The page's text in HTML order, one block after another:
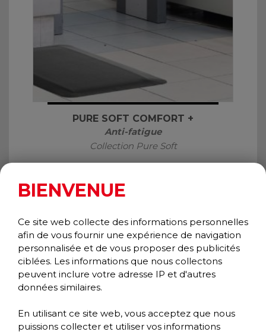
PURE SOFT COMFORT +
Anti-fatigue
Collection Pure Soft
Une très bonne solution
BIENVENUE
Ce site web collecte des informations personnelles
afin de vous fournir une expérience de navigation
personnalisée et de vous proposer des publicités
ciblées. Les informations que nous collectons
peuvent inclure votre adresse IP et d'autres
données similaires.
En utilisant ce site web, vous acceptez que nous
puissions collecter et utiliser vos informations